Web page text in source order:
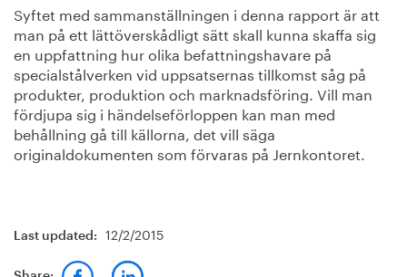
Syftet med sammanställningen i denna rapport är att
man på ett lättöverskådligt sätt skall kunna skaffa sig
en uppfattning hur olika befattningshavare på
specialstålverken vid uppsatsernas tillkomst såg på
produkter, produktion och marknadsföring. Vill man
fördjupa sig i händelseförloppen kan man med
behållning gå till källorna, det vill säga
originaldokumenten som förvaras på Jernkontoret.
Last updated: 12/2/2015